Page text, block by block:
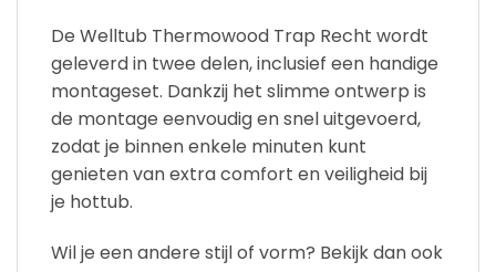
De Welltub Thermowood Trap Recht wordt
geleverd in twee delen, inclusief een handige
montageset. Dankzij het slimme ontwerp is
de montage eenvoudig en snel uitgevoerd,
zodat je binnen enkele minuten kunt
genieten van extra comfort en veiligheid bij
je hottub.
Wil je een andere stijl of vorm? Bekijk dan ook